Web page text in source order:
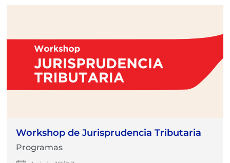
Workshop de Jurisprudencia Tributaria
Programas